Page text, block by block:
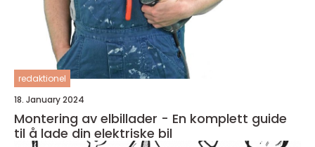
redaktionel
18. January 2024
Montering av elbillader - En komplett guide
til å lade din elektriske bil